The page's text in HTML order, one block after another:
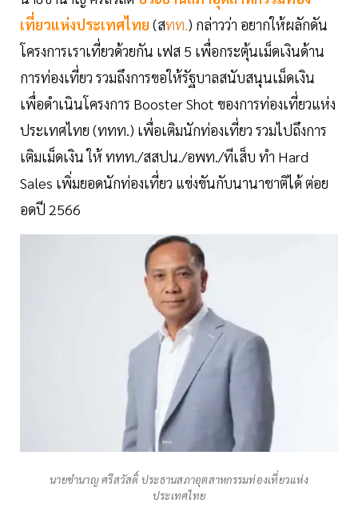
เที่ยวแห่งประเทศไทย (สทท.) กล่าวว่า อยากให้ผลักดัน
โครงการเราเที่ยวด้วยกัน เฟส 5 เพื่อกระตุ้นเม็ดเงินด้าน
การท่องเที่ยว รวมถึงการขอให้รัฐบาลสนับสนุนเม็ดเงิน
เพื่อดำเนินโครงการ Booster Shot ของการท่องเที่ยวแห่ง
ประเทศไทย (ททท.) เพื่อเติมนักท่องเที่ยว รวมไปถึงการ
เติมเม็ดเงิน ให้ ททท./สสปน./อพท./ทีเส็บ ทำ Hard
Sales เพิ่มยอดนักท่องเที่ยว แข่งขันกับนานาชาติได้ ต่อย
อดปี 2566
นายชำนาญ ศรีสวัสดิ์ ประธานสภาอุตสาหกรรมท่องเที่ยวแห่ง
ประเทศไทย